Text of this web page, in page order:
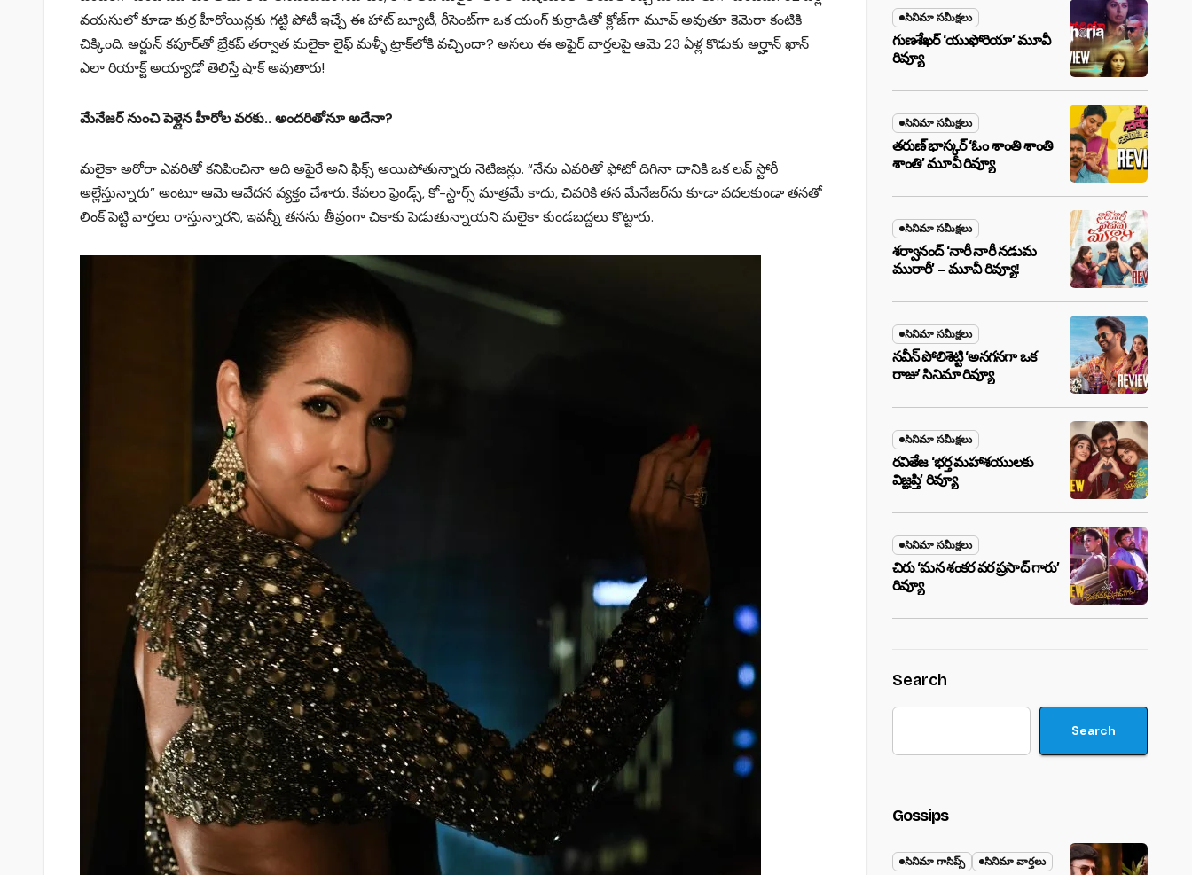
వయసులో కూడా కుర్ర హీరోయిన్లకు గట్టి పోటీ ఇచ్చే ఈ హాట్ బ్యూటీ, రీసెంట్‌గా ఒక యంగ్ కుర్రాడితో క్లోజ్‌గా మూవ్ అవుతూ కెమెరా కంటికి
చిక్కింది. అర్జున్ కపూర్‌తో బ్రేకప్ తర్వాత మలైకా లైఫ్ మళ్ళీ ట్రాక్‌లోకి వచ్చిందా? అసలు ఈ అఫైర్ వార్తలపై ఆమె 23 ఏళ్ల కొడుకు అర్హాన్ ఖాన్
ఎలా రియాక్ట్ అయ్యాడో తెలిస్తే షాక్ అవుతారు!
మేనేజర్ నుంచి పెళ్లైన హీరోల వరకు.. అందరితోనూ అదేనా?
మలైకా అరోరా ఎవరితో కనిపించినా అది అఫైరే అని ఫిక్స్ అయిపోతున్నారు నెటిజన్లు. “నేను ఎవరితో ఫోటో దిగినా దానికి ఒక లవ్ స్టోరీ
అల్లేస్తున్నారు” అంటూ ఆమె ఆవేదన వ్యక్తం చేశారు. కేవలం ఫ్రెండ్స్, కో-స్టార్స్ మాత్రమే కాదు, చివరికి తన మేనేజర్‌ను కూడా వదలకుండా తనతో
లింక్ పెట్టి వార్తలు రాస్తున్నారని, ఇవన్నీ తనను తీవ్రంగా చికాకు పెడుతున్నాయని మలైకా కుండబద్దలు కొట్టారు.
సినిమా సమీక్షలు
గుణశేఖర్ ‘యుఫోరియా’ మూవీ
రివ్యూ
సినిమా సమీక్షలు
తరుణ్ భాస్కర్ ‘ఓం శాంతి శాంతి
శాంతి’ మూవీ రివ్యూ
సినిమా సమీక్షలు
శర్వానంద్ ‘నారీ నారీ నడుమ
మురారీ’ – మూవీ రివ్యూ!
సినిమా సమీక్షలు
నవీన్ పోలిశెట్టి ‘అనగనగా ఒక
రాజు’ సినిమా రివ్యూ
సినిమా సమీక్షలు
రవితేజ ‘భర్త మహాశయులకు
విజ్ఞప్తి’ రివ్యూ
సినిమా సమీక్షలు
చిరు ‘మ‌న శంక‌ర వ‌ర ప్ర‌సాద్ గారు’
రివ్యూ
Search
Search
Gossips
సినిమా గాసిప్స్ సినిమా వార్తలు